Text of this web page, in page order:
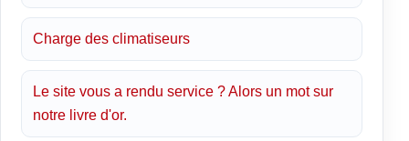
Charge des climatiseurs
Le site vous a rendu service ? Alors un mot sur
notre livre d'or.